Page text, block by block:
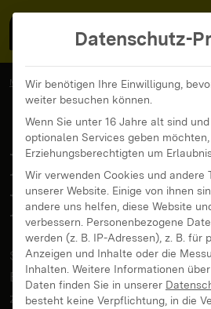
MedienFokus BW ...
News und
Pubertät und Pornografie
Pubertät und
Pornografie
Sexuelle Inhalte im Netz sind
Besonderheit mehr. Aktuelle
zeigen, dass über jede oder
Datenschutz-
Wir benötigen Ihre Einwilligung,
weiter besuchen können.
Wenn Sie unter 16 Jahre alt sind
optionalen Services geben
Erziehungsberechtigten um
Wir verwenden Cookies und andere
unserer Website. Einige von ihnen
andere uns helfen, diese Website
verbessern. Personenbezogene
werden (z. B. IP-Adressen), z. B. für
Anzeigen und Inhalte oder die
Inhalten. Weitere Informationen
Daten finden Sie in unserer
besteht keine Verpflichtung, in die